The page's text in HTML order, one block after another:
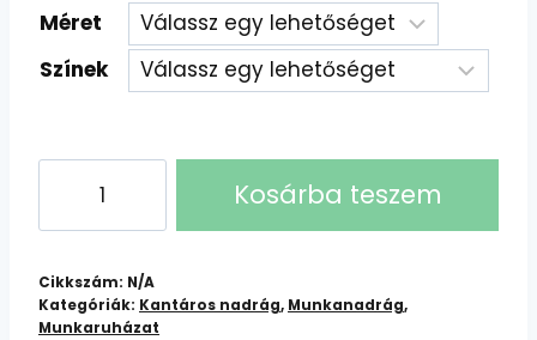
Méret
Színek
EMERTON
STR
mellesnadrág
mennyiség
Kosárba teszem
Cikkszám: N/A
Kategóriák: Kantáros nadrág, Munkanadrág,
Munkaruházat